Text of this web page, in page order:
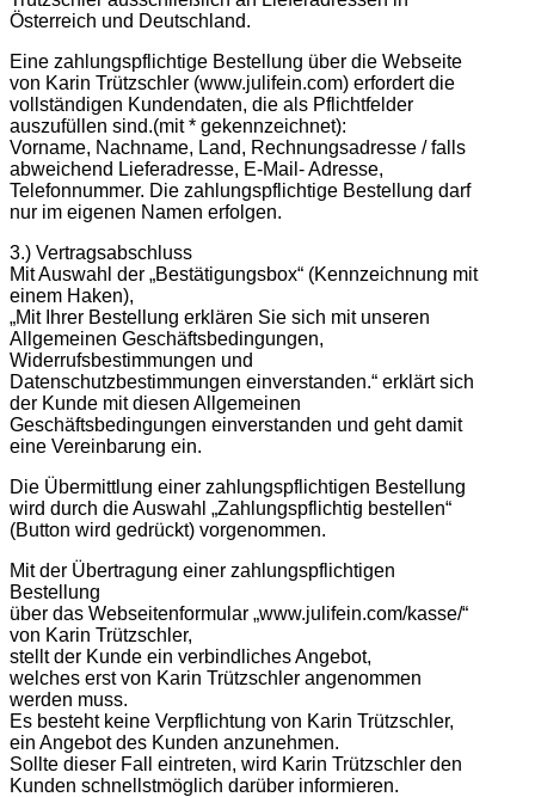
Österreich und Deutschland.
Eine zahlungspflichtige Bestellung über die Webseite
von Karin Trützschler (www.julifein.com) erfordert die
vollständigen Kundendaten, die als Pflichtfelder
auszufüllen sind.(mit * gekennzeichnet):
Vorname, Nachname, Land, Rechnungsadresse / falls
abweichend Lieferadresse, E-Mail- Adresse,
Telefonnummer. Die zahlungspflichtige Bestellung darf
nur im eigenen Namen erfolgen.
3.) Vertragsabschluss
Mit Auswahl der „Bestätigungsbox“ (Kennzeichnung mit
einem Haken),
„Mit Ihrer Bestellung erklären Sie sich mit unseren
Allgemeinen Geschäftsbedingungen,
Widerrufsbestimmungen und
Datenschutzbestimmungen einverstanden.“ erklärt sich
der Kunde mit diesen Allgemeinen
Geschäftsbedingungen einverstanden und geht damit
eine Vereinbarung ein.
Die Übermittlung einer zahlungspflichtigen Bestellung
wird durch die Auswahl „Zahlungspflichtig bestellen“
(Button wird gedrückt) vorgenommen.
Mit der Übertragung einer zahlungspflichtigen
Bestellung
über das Webseitenformular „www.julifein.com/kasse/“
von Karin Trützschler,
stellt der Kunde ein verbindliches Angebot,
welches erst von Karin Trützschler angenommen
werden muss.
Es besteht keine Verpflichtung von Karin Trützschler,
ein Angebot des Kunden anzunehmen.
Sollte dieser Fall eintreten, wird Karin Trützschler den
Kunden schnellstmöglich darüber informieren.